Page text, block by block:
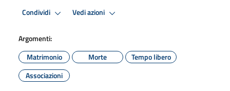
Condividi Vedi azioni
Argomenti:
Matrimonio
Morte
Tempo libero
Associazioni